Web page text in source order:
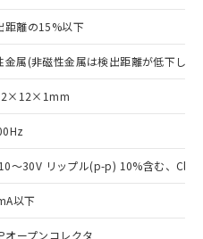
距離の15%以下
金属(非磁性金属は検出距離が低下しま
～30V リップル(p-p) 10%含む、
以下
オープンコレクタ